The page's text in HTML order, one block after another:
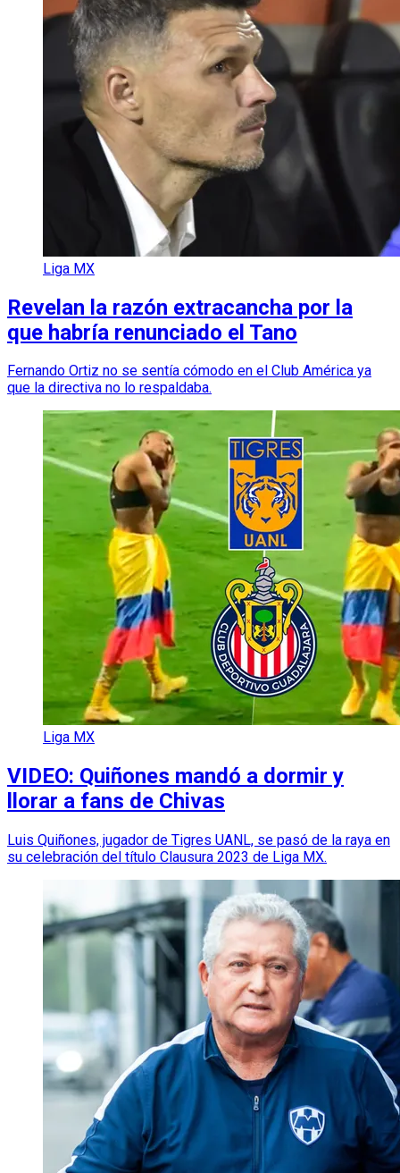
Liga MX
Revelan la razón extracancha por la
que habría renunciado el Tano
Fernando Ortiz no se sentía cómodo en el Club América ya
que la directiva no lo respaldaba.
Liga MX
VIDEO: Quiñones mandó a dormir y
llorar a fans de Chivas
Luis Quiñones, jugador de Tigres UANL, se pasó de la raya en
su celebración del título Clausura 2023 de Liga MX.